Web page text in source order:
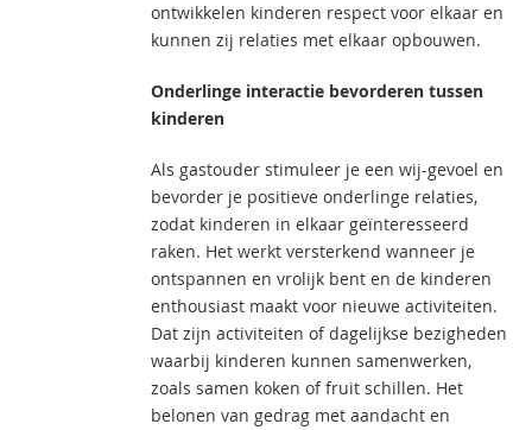
ontwikkelen kinderen respect voor elkaar en
kunnen zij relaties met elkaar opbouwen.
Onderlinge interactie bevorderen tussen
kinderen
Als gastouder stimuleer je een wij-gevoel en
bevorder je positieve onderlinge relaties,
zodat kinderen in elkaar geïnteresseerd
raken. Het werkt versterkend wanneer je
ontspannen en vrolijk bent en de kinderen
enthousiast maakt voor nieuwe activiteiten.
Dat zijn activiteiten of dagelijkse bezigheden
waarbij kinderen kunnen samenwerken,
zoals samen koken of fruit schillen. Het
belonen van gedrag met aandacht en